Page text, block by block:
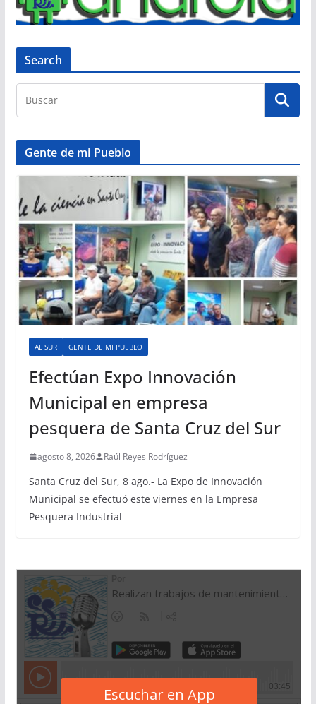
Search
Gente de mi Pueblo
AL SUR GENTE DE MI PUEBLO
Efectúan Expo Innovación
Municipal en empresa
pesquera de Santa Cruz del Sur
agosto 8, 2026 Raúl Reyes Rodríguez
Santa Cruz del Sur, 8 ago.- La Expo de Innovación
Municipal se efectuó este viernes en la Empresa
Pesquera Industrial